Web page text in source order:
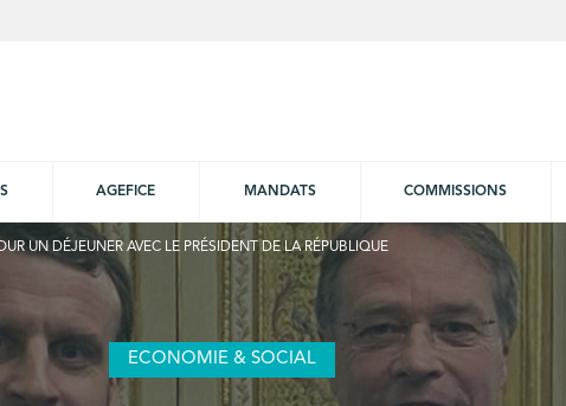
AGEFICE MANDATS COMMISSIONS
UN DÉJEUNER AVEC LE PRÉSIDENT DE LA RÉPUBLIQUE
ECONOMIE & SOCIAL